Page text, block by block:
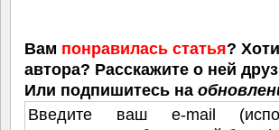
Вам понравилась статья?
автора? Расскажите о ней
Или подпишитесь на
Введите ваш e-mail